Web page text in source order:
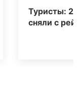
Туристы: 20
сняли с